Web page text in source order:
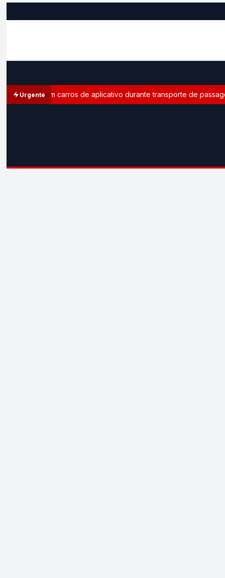
Urgente
em carros de aplicativo durante transporte de passageiros